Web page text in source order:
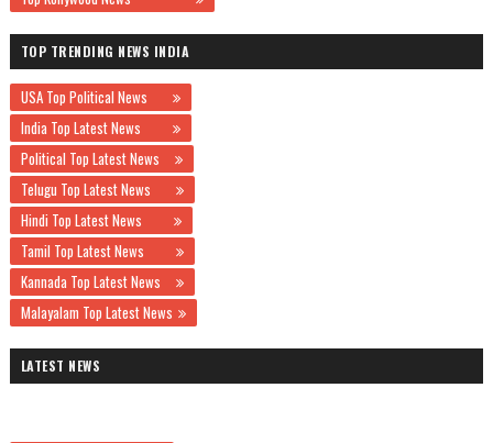
TOP TRENDING NEWS INDIA
USA Top Political News
India Top Latest News
Political Top Latest News
Telugu Top Latest News
Hindi Top Latest News
Tamil Top Latest News
Kannada Top Latest News
Malayalam Top Latest News
LATEST NEWS